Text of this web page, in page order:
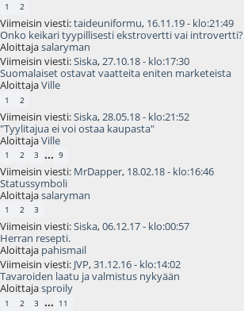
1 2
Viimeisin viesti:taideuniformu, 16.11.19 - klo:21:49
Onko keikari tyypillisesti ekstrovertti vai introvertti?
Aloittajasalaryman
Viimeisin viesti:Siska,27.10.18 - klo:17:30
Suomalaiset ostavat vaatteita eniten marketeista
AloittajaVille
1 2
Viimeisin viesti:Siska,28.05.18 - klo:21:52
"Tyylitajua ei voi ostaa kaupasta"
AloittajaVille
1 2 3 ... 9
Viimeisin viesti: MrDapper, 18.02.18 - klo:16:46
Statussymboli
Aloittajasalaryman
1 2 3
Viimeisin viesti:Siska,06.12.17 - klo:00:57
Herran resepti.
Aloittaja pahismail
Viimeisin viesti: JVP,31.12.16 - klo:14:02
Tavaroiden laatu ja valmistus nykyään
Aloittajasproily
1 2 3 ... 11